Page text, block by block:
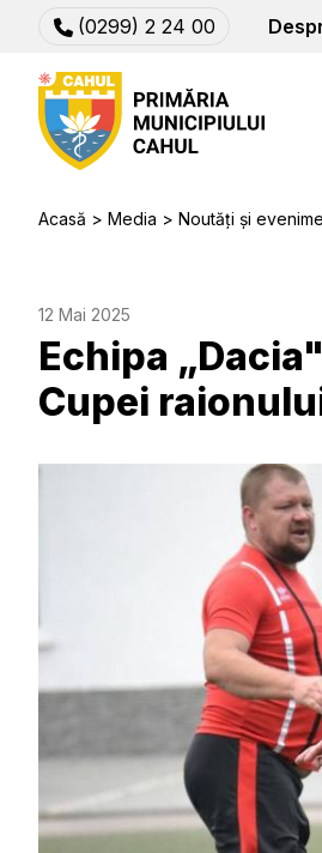
(0299) 2 24 00
Acasă Media Noutăți și
12 Mai 2025
Echipa
Cupei